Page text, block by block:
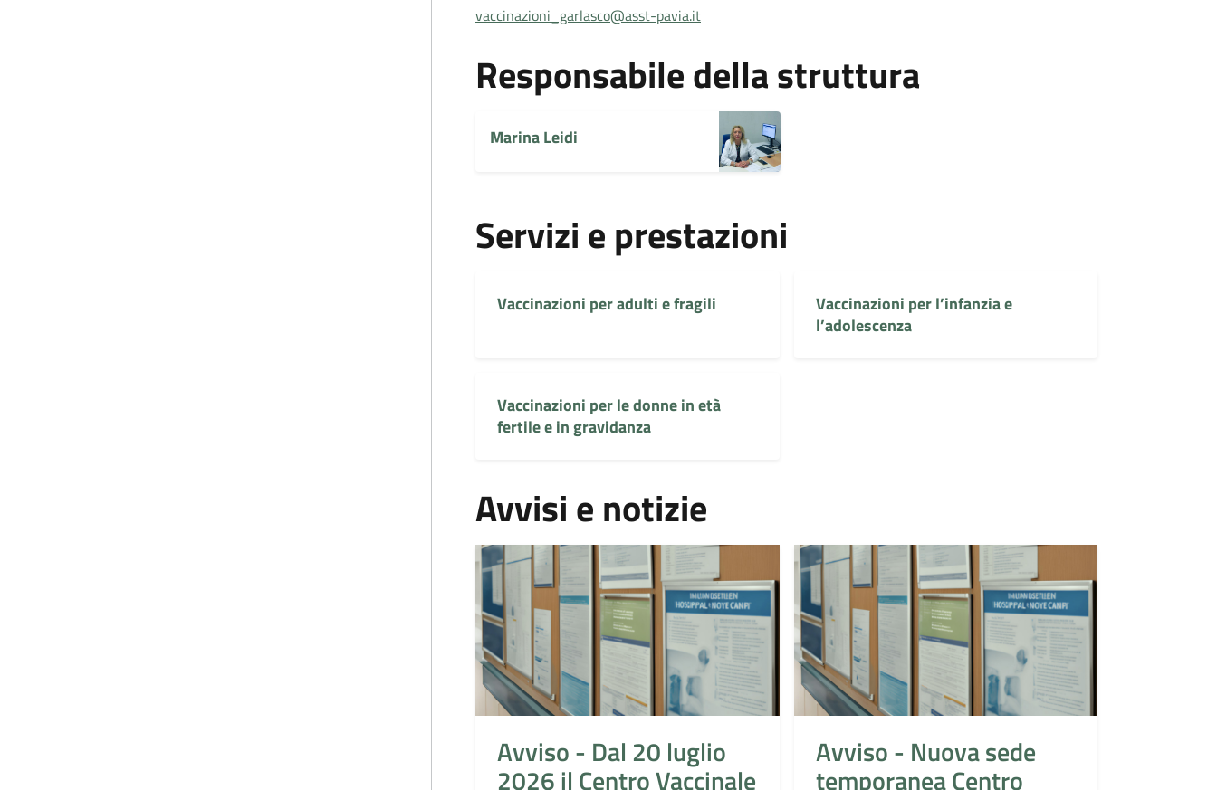
vaccinazioni_garlasco@asst-pavia.it
Responsabile della struttura
Marina Leidi
Servizi e prestazioni
Vaccinazioni per adulti e fragili
Vaccinazioni per l’infanzia e
l’adolescenza
Vaccinazioni per le donne in età
fertile e in gravidanza
Avvisi e notizie
Avviso - Dal 20 luglio
2026 il Centro Vaccinale
Avviso - Nuova sede
temporanea Centro